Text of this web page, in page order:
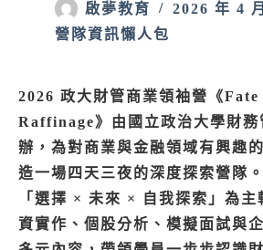
啟夢教育
2026 年 4
營隊資訊懶人包
2026 政大財管商業領袖營《Fate
Raffinage》由國立政治大學財務
辦，為對商業與金融領域有興趣
造一場四天三夜的深度探索營隊
「選擇 × 未來 × 自我探索」為主
資實作、個股分析、模擬面試與